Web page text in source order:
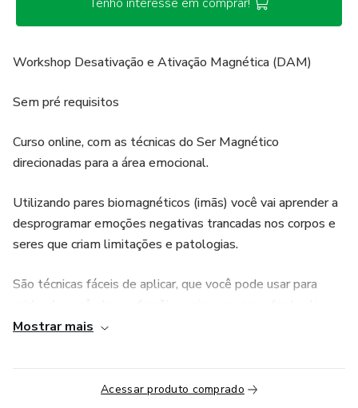
Workshop Desativação e Ativação Magnética (DAM)
Sem pré requisitos
Curso online, com as técnicas do Ser Magnético
direcionadas para a área emocional.
Utilizando pares biomagnéticos (imãs) você vai aprender a
desprogramar emoções negativas trancadas nos corpos e
seres que criam limitações e patologias.
São técnicas fáceis de aplicar, que você pode usar para
renda.
Todos podem receber a DAM, incluindo seus pets,
imóveis, negócios!
Mostrar mais
Acessar produto comprado